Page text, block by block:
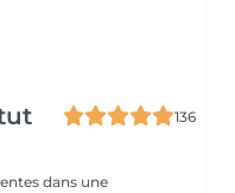
136
dans une